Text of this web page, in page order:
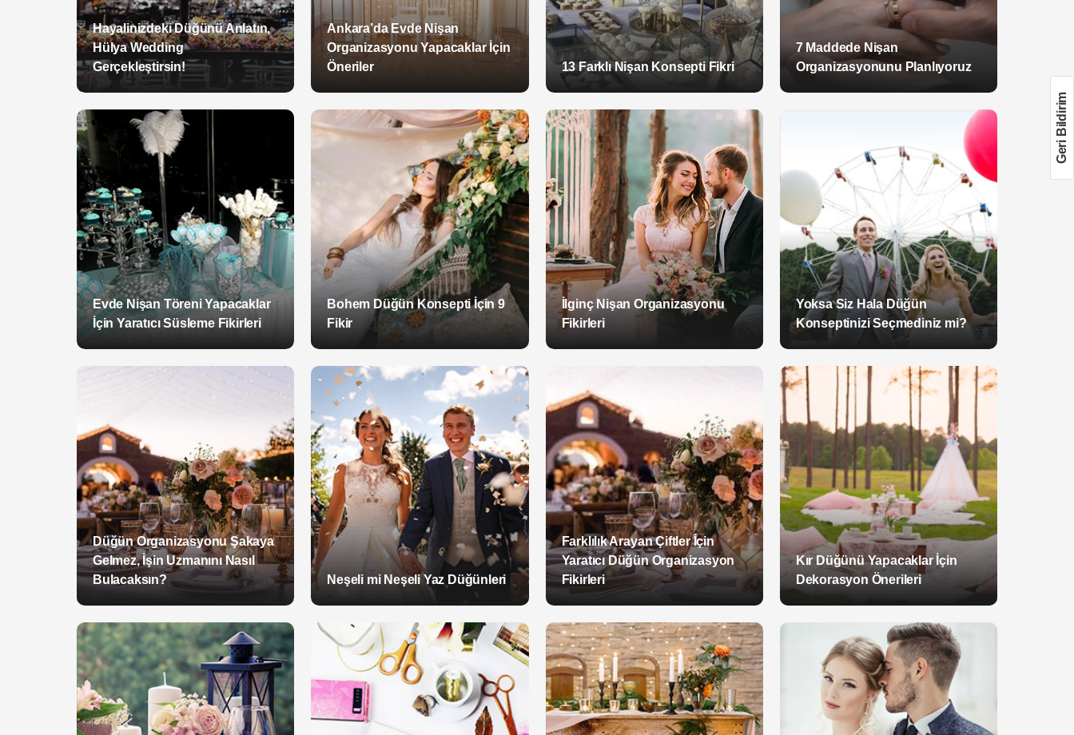
Hayalinizdeki Düğünü Anlatın,
Hülya Wedding
Gerçekleştirsin!
Ankara’da Evde Nişan
Organizasyonu Yapacaklar İçin
Öneriler
13 Farklı Nişan Konsepti Fikri
7 Maddede Nişan
Organizasyonunu Planlıyoruz
Evde Nişan Töreni Yapacaklar
İçin Yaratıcı Süsleme Fikirleri
Bohem Düğün Konsepti İçin 9
Fikir
İlginç Nişan Organizasyonu
Fikirleri
Yoksa Siz Hala Düğün
Konseptinizi Seçmediniz mi?
Düğün Organizasyonu Şakaya
Gelmez, İşin Uzmanını Nasıl
Bulacaksın?
Neşeli mi Neşeli Yaz Düğünleri
Farklılık Arayan Çiftler İçin
Yaratıcı Düğün Organizasyon
Fikirleri
Kır Düğünü Yapacaklar İçin
Dekorasyon Önerileri
Geri Bildirim